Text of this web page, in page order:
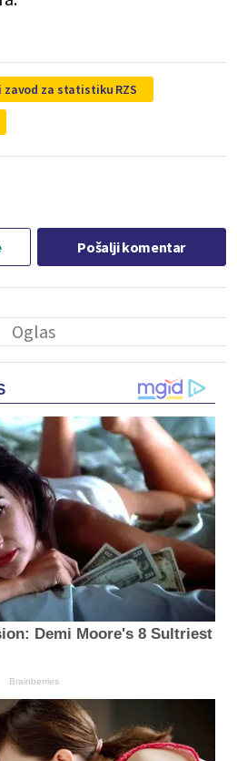
zavod za statistiku RZS
Pošalji komentar
Demi Moore's 8 Sultriest
Brainberries